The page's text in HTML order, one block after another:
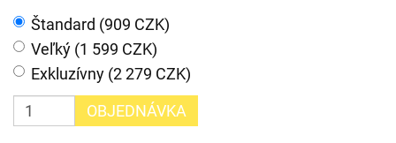
Štandard (909 CZK)
Veľký (1 599 CZK)
Exkluzívny (2 279 CZK)
OBJEDNÁVKA